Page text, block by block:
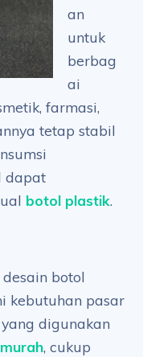
an
untuk
berbag
ai
farmasi,
tetap stabil
dapat
botol plastik.
botol
kebutuhan pasar
digunakan
, cukup